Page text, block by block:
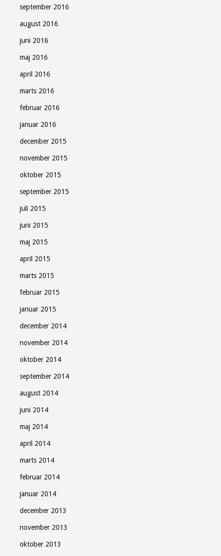
september 2016
august 2016
juni 2016
maj 2016
april 2016
marts 2016
februar 2016
januar 2016
december 2015
november 2015
oktober 2015
september 2015
juli 2015
juni 2015
maj 2015
april 2015
marts 2015
februar 2015
januar 2015
december 2014
november 2014
oktober 2014
september 2014
august 2014
juni 2014
maj 2014
april 2014
marts 2014
februar 2014
januar 2014
december 2013
november 2013
oktober 2013